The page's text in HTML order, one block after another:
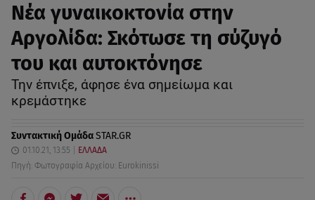
Νέα γυναικοκτονία στην
Αργολίδα: Σκότωσε τη σύζυγό
του και αυτοκτόνησε
Την έπνιξε, άφησε ένα σημείωμα και
κρεμάστηκε
Συντακτική ΟμάδαSTAR.GR
01.10.21, 13:55
ΕΛΛΑΔΑ
Πηγή: Φωτογραφία Αρχείου: Eurokinissi